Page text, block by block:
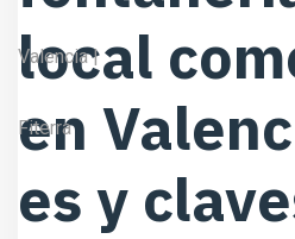
local
en
es y